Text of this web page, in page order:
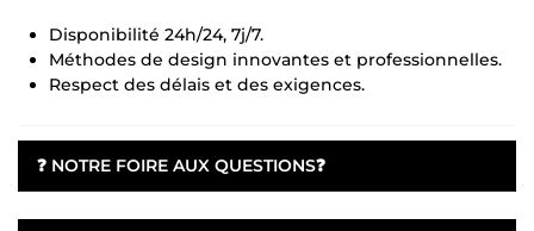
Disponibilité 24h/24, 7j/7.
Méthodes de design innovantes et professionnelles.
Respect des délais et des exigences.
❓ NOTRE FOIRE AUX QUESTIONS❓